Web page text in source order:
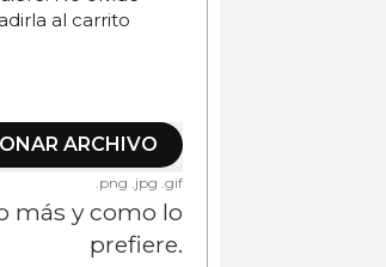
al carrito
ARCHIVO
.png .jpg .gif
más y como lo
prefiere.